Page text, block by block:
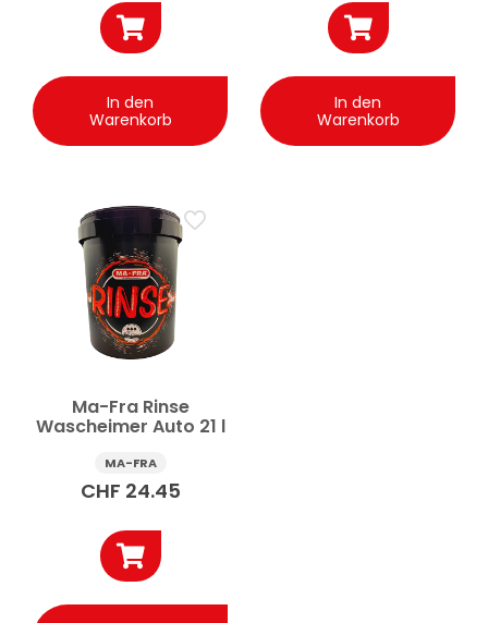
In den
Warenkorb
In den
Warenkorb
Ma-Fra Rinse
Wascheimer Auto 21 l
MA-FRA
CHF 24.45